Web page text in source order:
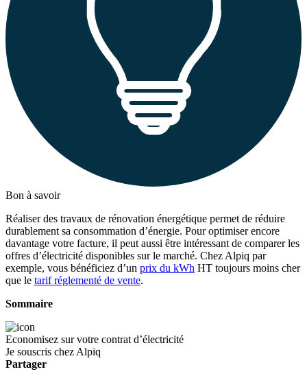
Bon à savoir
Réaliser des travaux de rénovation énergétique permet de réduire
durablement sa consommation d’énergie. Pour optimiser encore
davantage votre facture, il peut aussi être intéressant de comparer les
offres d’électricité disponibles sur le marché. Chez Alpiq par
exemple, vous bénéficiez d’un prix du kWh HT toujours moins cher
que le tarif réglementé de vente.
Sommaire
Economisez sur votre contrat d’électricité
Je souscris chez Alpiq
Partager